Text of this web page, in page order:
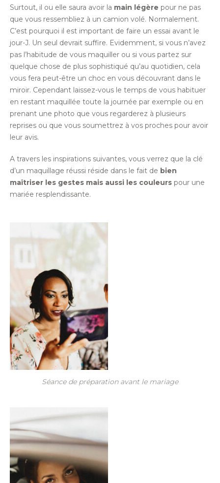
Surtout, il ou elle saura avoir la main légère pour ne pas
que vous ressembliez à un camion volé. Normalement.
C’est pourquoi il est important de faire un essai avant le
jour-J. Un seul devrait suffire. Evidemment, si vous n’avez
pas l’habitude de vous maquiller ou si vous partez sur
quelque chose de plus sophistiqué qu’au quotidien, cela
vous fera peut-être un choc en vous découvrant dans le
miroir. Cependant laissez-vous le temps de vous habituer
en restant maquillée toute la journée par exemple ou en
prenant une photo que vous regarderez à plusieurs
reprises ou que vous soumettrez à vos proches pour avoir
leur avis.
A travers les inspirations suivantes, vous verrez que la clé
d’un maquillage réussi réside dans le fait de bien
maîtriser les gestes mais aussi les couleurspour une
mariée resplendissante.
Séance de préparation avant le mariage